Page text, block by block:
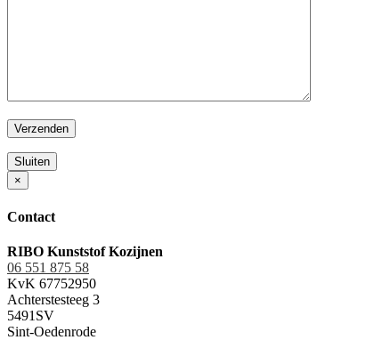
Sluiten
×
Contact
RIBO Kunststof Kozijnen
06 551 875 58
KvK 67752950
Achterstesteeg 3
5491SV
Sint-Oedenrode